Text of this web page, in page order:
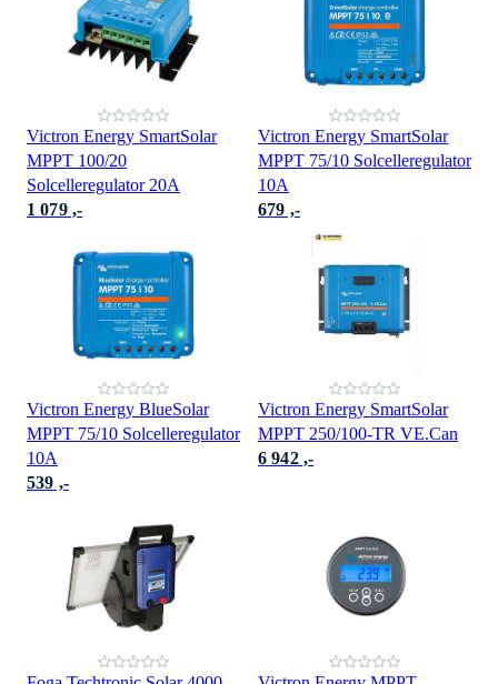
Victron Energy SmartSolar
MPPT 100/20
Solcelleregulator 20A
1 079 ,-
Victron Energy SmartSolar
MPPT 75/10 Solcelleregulator
10A
679 ,-
Victron Energy BlueSolar
MPPT 75/10 Solcelleregulator
10A
539 ,-
Victron Energy SmartSolar
MPPT 250/100-TR VE.Can
6 942 ,-